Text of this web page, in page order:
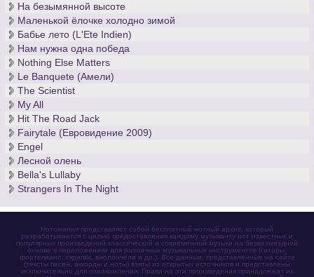
На безымянной высоте
Маленькой ёлочке холодно зимой
Бабье лето (L'Ete Indien)
Нам нужна одна победа
Nothing Else Matters
Le Banquete (Амели)
The Scientist
My All
Hit The Road Jack
Fairytale (Евровидение 2009)
Engel
Лесной олень
Bella's Lullaby
Strangers In The Night
Нотомания представляет собой бесплатный нотный архив, который
разрабатывается с целью предоставления каждому музыканту нот известных и
популярных произведений классической и современной музыки на безвозмездной
основе в переложениях для различных музыкальных инструментов (гитары,
фортепиано, скрипки, виолончели и др.). Все данные, представленные на сайте
(тексты песен, аккорды и ноты) взяты из открытых источников и представлены
исключительно для ознакомления. Права на эти произведения принадлежат их